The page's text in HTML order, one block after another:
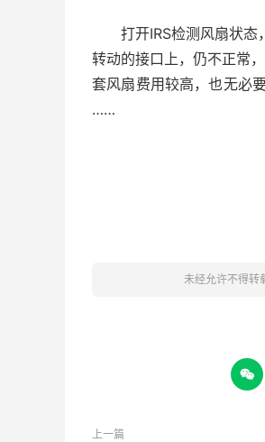
打开IRS检测风扇状
转动的接口上，仍不正常
套风扇费用较高，也无必
……
未经允许不得转

上一篇